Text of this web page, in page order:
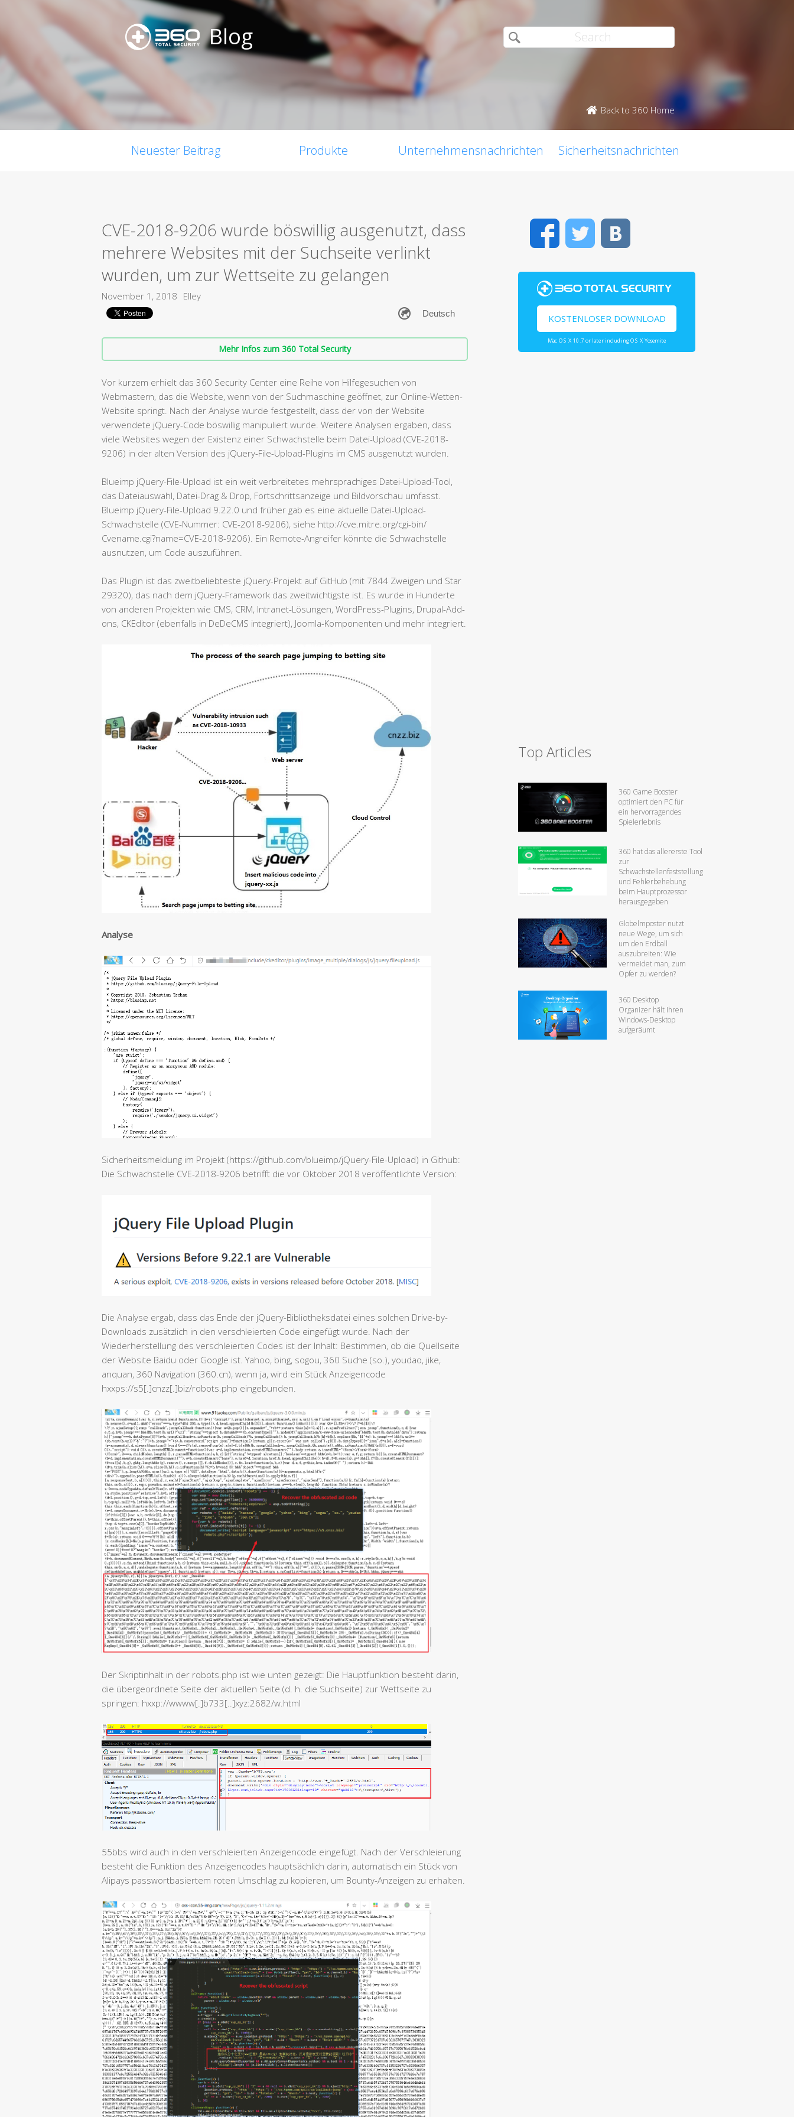
Blog
Back to 360 Home
Neuester Beitrag Produkte Unternehmensnachrichten Sicherheitsnachrichten
CVE-2018-9206 wurde böswillig ausgenutzt, dass
mehrere Websites mit der Suchseite verlinkt
wurden, um zur Wettseite zu gelangen
November 1, 2018 Elley
Mehr Infos zum 360 Total Security
Vor kurzem erhielt das 360 Security Center eine Reihe von Hilfegesuchen von
Webmastern, das die Website, wenn von der Suchmaschine geöffnet, zur Online-Wetten-
Website springt. Nach der Analyse wurde festgestellt, dass der von der Website
verwendete jQuery-Code böswillig manipuliert wurde. Weitere Analysen ergaben, dass
viele Websites wegen der Existenz einer Schwachstelle beim Datei-Upload (CVE-2018-
9206) in der alten Version des jQuery-File-Upload-Plugins im CMS ausgenutzt wurden.
Blueimp jQuery-File-Upload ist ein weit verbreitetes mehrsprachiges Datei-Upload-Tool,
das Dateiauswahl, Datei-Drag & Drop, Fortschrittsanzeige und Bildvorschau umfasst.
Blueimp jQuery-File-Upload 9.22.0 und früher gab es eine aktuelle Datei-Upload-
Schwachstelle (CVE-Nummer: CVE-2018-9206), siehe http://cve.mitre.org/cgi-bin/
Cvename.cgi?name=CVE-2018-9206). Ein Remote-Angreifer könnte die Schwachstelle
ausnutzen, um Code auszuführen.
Das Plugin ist das zweitbeliebteste jQuery-Projekt auf GitHub (mit 7844 Zweigen und Star
29320), das nach dem jQuery-Framework das zweitwichtigste ist. Es wurde in Hunderte
von anderen Projekten wie CMS, CRM, Intranet-Lösungen, WordPress-Plugins, Drupal-Add-
ons, CKEditor (ebenfalls in DeDeCMS integriert), Joomla-Komponenten und mehr integriert.
Analyse
Sicherheitsmeldung im Projekt (https://github.com/blueimp/jQuery-File-Upload) in Github:
Die Schwachstelle CVE-2018-9206 betrifft die vor Oktober 2018 veröffentlichte Version:
Die Analyse ergab, dass das Ende der jQuery-Bibliotheksdatei eines solchen Drive-by-
Downloads zusätzlich in den verschleierten Code eingefügt wurde. Nach der
Wiederherstellung des verschleierten Codes ist der Inhalt: Bestimmen, ob die Quellseite
der Website Baidu oder Google ist. Yahoo, bing, sogou, 360 Suche (so.), youdao, jike,
anquan, 360 Navigation (360.cn), wenn ja, wird ein Stück Anzeigencode
hxxps://s5[.]cnzz[.]biz/robots.php eingebunden.
Der Skriptinhalt in der robots.php ist wie unten gezeigt: Die Hauptfunktion besteht darin,
die übergeordnete Seite der aktuellen Seite (d. h. die Suchseite) zur Wettseite zu
springen: hxxp://wwww[.]b733[..]xyz:2682/w.html
55bbs wird auch in den verschleierten Anzeigencode eingefügt. Nach der Verschleierung
besteht die Funktion des Anzeigencodes hauptsächlich darin, automatisch ein Stück von
Alipays passwortbasiertem roten Umschlag zu kopieren, um Bounty-Anzeigen zu erhalten.
FacebookTwitter
KOSTENLOSER DOWNLOAD
Mac OS X 10.7 or later including OS X Yosemite
Top Articles
360 Game Booster
optimiert den PC für
ein hervorragendes
Spielerlebnis
360 hat das allererste Tool
zur
Schwachstellenfeststellung
und Fehlerbehebung
beim Hauptprozessor
herausgegeben
Globelmposter nutzt
neue Wege, um sich
um den Erdball
auszubreiten: Wie
vermeidet man, zum
Opfer zu werden?
360 Desktop
Organizer hält Ihren
Windows-Desktop
aufgeräumt